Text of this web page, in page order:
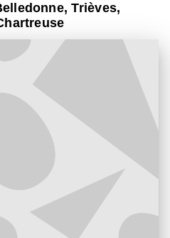
Trièves,